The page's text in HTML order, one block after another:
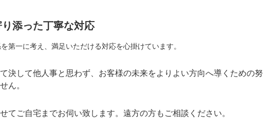
添った丁寧な対応
第一に考え、満足いただける対応を心掛けています。
決して他人事と思わず、お客様の未来をよりよい方向へ導くための努
ん。
てご自宅までお伺い致します。遠方の方もご相談ください。